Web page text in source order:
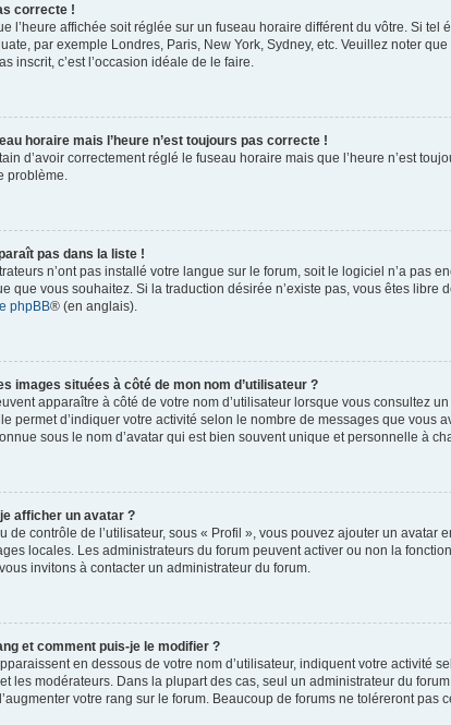
correcte !
l’heure affichée soit réglée sur un fuseau horaire différent du vôtre. Si
par exemple Londres, Paris, New York, Sydney, etc. Veuillez noter
inscrit, c’est l’occasion idéale de le faire.
horaire mais l’heure n’est toujours pas correcte !
d’avoir correctement réglé le fuseau horaire mais que l’heure n’est
problème.
pas dans la liste !
n’ont pas installé votre langue sur le forum, soit le logiciel n’a pas
que vous souhaitez. Si la traduction désirée n’existe pas, vous êtes
phpBB® (en anglais).
images situées à côté de mon nom d’utilisateur ?
apparaître à côté de votre nom d’utilisateur lorsque vous consultez
permet d’indiquer votre activité selon le nombre de messages que vous
sous le nom d’avatar qui est bien souvent unique et personnelle à
afficher un avatar ?
de contrôle de l’utilisateur, sous « Profil », vous pouvez ajouter un
locales. Les administrateurs du forum peuvent activer ou non la
invitons à contacter un administrateur du forum.
et comment puis-je le modifier ?
en dessous de votre nom d’utilisateur, indiquent votre
les modérateurs. Dans la plupart des cas, seul un administrateur du
votre rang sur le forum. Beaucoup de forums ne toléreront